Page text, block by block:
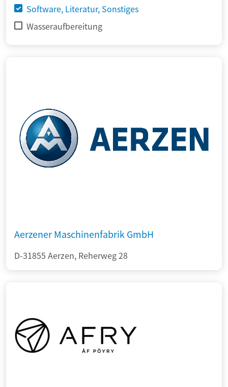
Software, Literatur, Sonstiges
Wasseraufbereitung
Aerzener Maschinenfabrik GmbH
D-31855 Aerzen, Reherweg 28